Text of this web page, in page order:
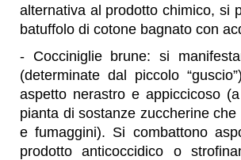
alternativa al prodotto chimico, si
batuffolo di cotone bagnato con
- Cocciniglie brune: si
(determinate dal piccolo
aspetto nerastro e appiccicoso
pianta di sostanze zuccherine
e fumaggini). Si combattono
prodotto anticoccidico o